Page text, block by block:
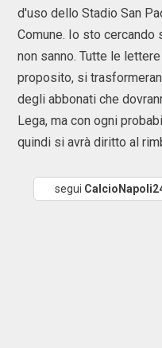
d'uso dello Stadio San
Comune. Io sto
non sanno. Tutte le
proposito, si
degli abbonati che
Lega, ma con ogni
quindi si avrà diritto al
segui